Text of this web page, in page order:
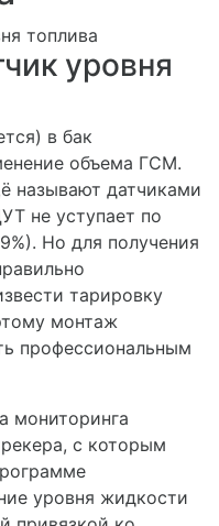
уровня
в бак
объема ГСМ.
называют датчиками
не уступает по
Но для получения
тарировку
монтаж
профессиональным
мониторинга
с которым
уровня жидкости